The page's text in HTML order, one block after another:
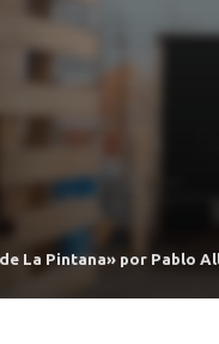
Magíster
Noticias
La Pintana» por Pablo